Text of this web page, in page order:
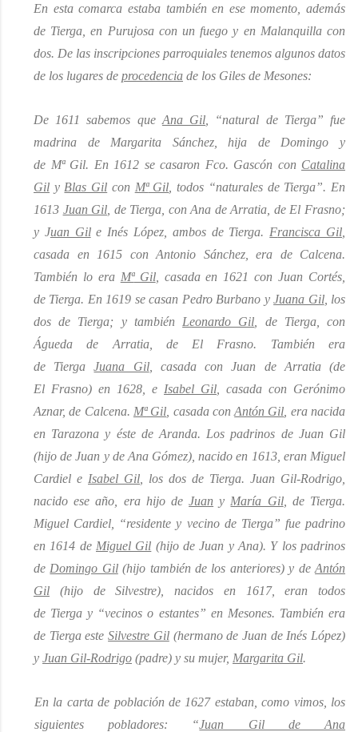
En esta comarca estaba también en ese momento , además
de Tierga , en Purujosacon un fuego y en Malanquillacon
dos. De las inscripciones parroquiales tenemos algunos datos
de los lugares de procedencia de los Giles de Mesones:
De 1611 sabemos que Ana Gil , “natural de Tierga” fue
madrina de Margarita Sánchez, hija de Domingo y
de MªGil. En 1612 se casaron Fco. Gascón con Catalina
Gil y Blas Gil con MªGil , todos “naturales de Tierga”. En
1613 Juan Gil , de Tierga , con Ana de Arratia, de El Frasno;
y Juan Gile Inés López, ambos de Tierga. Francisca Gil
casada en 1615 con Antonio Sánchez, era de Calcena.
También lo era MªGil, casada en 1621 con Juan Cortés,
de Tierga. En 1619 se casan Pedro Burbano yJuana Gil, los
dos de Tierga; y también Leonardo Gil , de Tierga, con
Águeda de Arratia, de El Frasno. También era
de Tierga Juana Gil, casada con Juan de Arratia(de
El Frasno) en 1628, e Isabel Gil , casada con Gerónimo
Aznar, de Calcena. MªGil , casada conAntón Gil , era nacida
en Tarazona y éste de Aranda. Los padrinos de Juan Gil
(hijo de Juan y de Ana Gómez), nacido en 1613, eran Miguel
Cardiel e Isabel Gil , los dos de Tierga. Juan Gil-Rodrigo,
nacido ese año, era hijo deJuan y María Gil, de Tierga.
Miguel Cardiel, “residente y vecino de Tierga” fue padrino
en 1614 de Miguel Gil (hijo de Juan y Ana). Y los padrinos
de Domingo Gil(hijo también de los anteriores) y deAntón
Gil (hijo de Silvestre), nacidos en 1617, eran todos
de Tierga y “vecinos o estantes” en Mesones. También era
de TiergaesteSilvestre Gil(hermano de Juan de Inés López)
y Juan Gil-Rodrigo (padre) y su mujer, Margarita Gil.
En la carta de población de 1627 estaban, como vimos, los
siguientes pobladores: “Juan Gil de Ana